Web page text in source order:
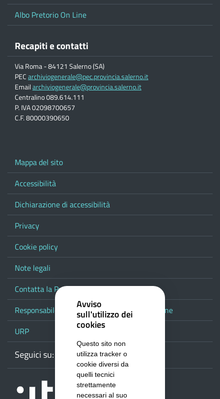
Albo Pretorio On Line
Recapiti e contatti
Via Roma - 84121 Salerno (SA)
PECarchiviogenerale@pec.provincia.salerno.it
Emailarchiviogenerale@provincia.salerno.it
Centralino 089.614.111
P. IVA 02098700657
C.F. 80000390650
Mappa del sito
Accessibilità
Dichiarazione di accessibilità
Privacy
Cookie policy
Note legali
Contatta la Provincia
Responsabile del procedimento di pubblicazione
URP
Seguici su: WebmailFacebook
Youtube
Avviso
sull'utilizzo dei
cookies
Questo sito non
utilizza tracker o
cookie diversi da
quelli tecnici
strettamente
necessari al suo